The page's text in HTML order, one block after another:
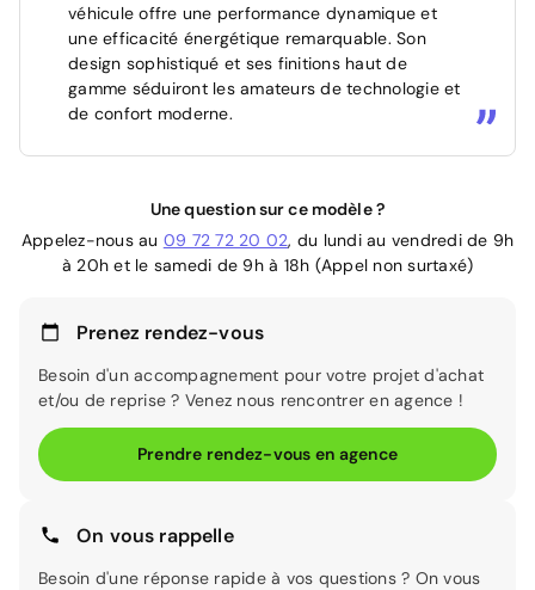
véhicule offre une performance dynamique et
une efficacité énergétique remarquable. Son
design sophistiqué et ses finitions haut de
gamme séduiront les amateurs de technologie et
de confort moderne.
Une question sur ce modèle ?
Appelez-nous au 09 72 72 20 02, du lundi au vendredi de 9h
à 20h et le samedi de 9h à 18h (Appel non surtaxé)
Prenez rendez-vous
Besoin d'un accompagnement pour votre projet d'achat
et/ou de reprise ? Venez nous rencontrer en agence !
Prendre rendez-vous en agence
On vous rappelle
Besoin d'une réponse rapide à vos questions ? On vous